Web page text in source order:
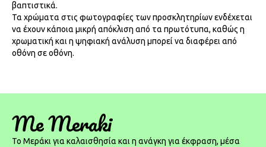
βαπτιστικά.
Τα χρώματα στις φωτογραφίες των προσκλητηρίων ενδέχεται
να έχουν κάποια μικρή απόκλιση από τα πρωτότυπα, καθώς η
χρωματική και η ψηφιακή ανάλυση μπορεί να διαφέρει από
οθόνη σε οθόνη.
Me Meraki
To Μεράκι για καλαισθησία και η ανάγκη για έκφραση, μέσα